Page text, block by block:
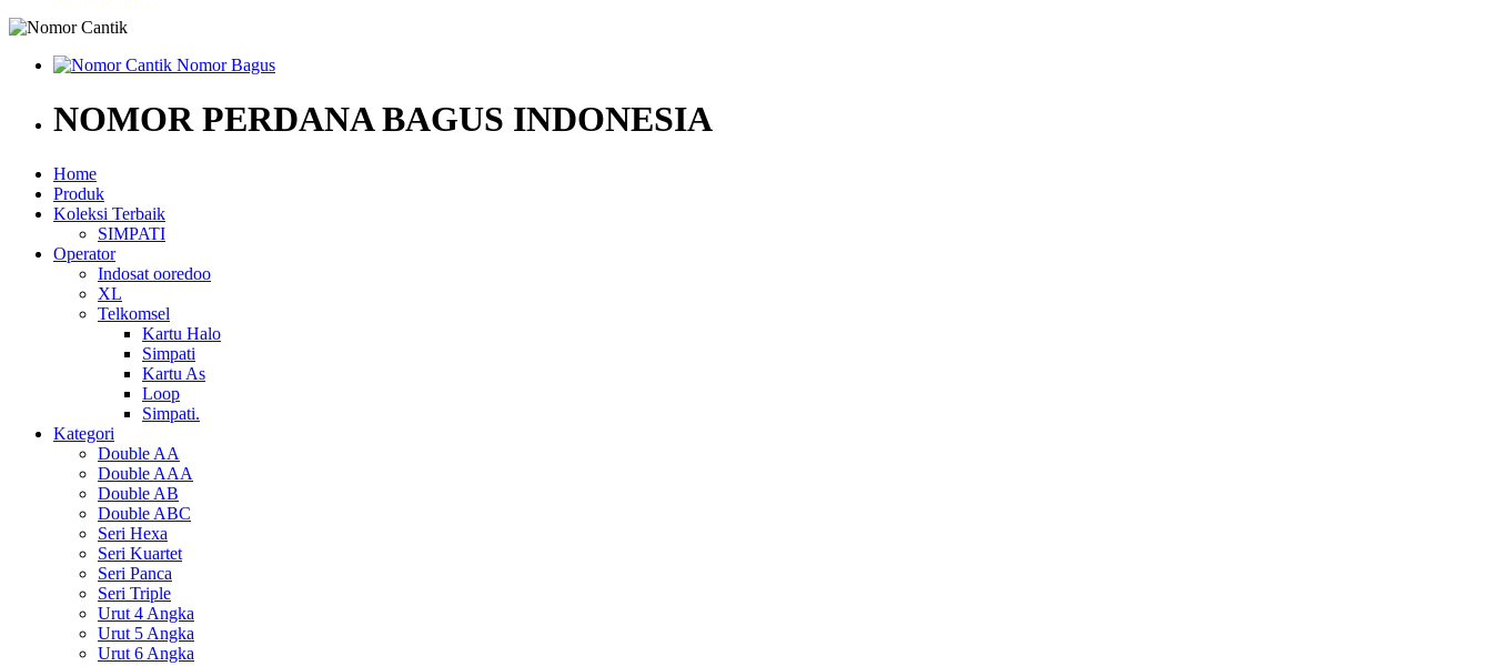
NOMOR PERDANA BAGUS INDONESIA
Home
Produk
Koleksi Terbaik
SIMPATI
Operator
Indosat ooredoo
XL
Telkomsel
Kartu Halo
Simpati
Kartu As
Loop
Simpati.
Kategori
Double AA
Double AAA
Double AB
Double ABC
Seri Hexa
Seri Kuartet
Seri Panca
Seri Triple
Urut 4 Angka
Urut 5 Angka
Urut 6 Angka